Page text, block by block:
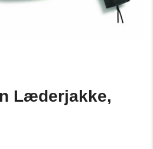
Læderjakke,